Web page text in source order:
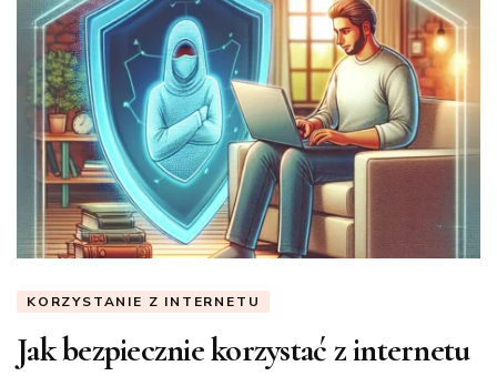
KORZYSTANIE Z INTERNETU
Jak bezpiecznie korzystać z internetu